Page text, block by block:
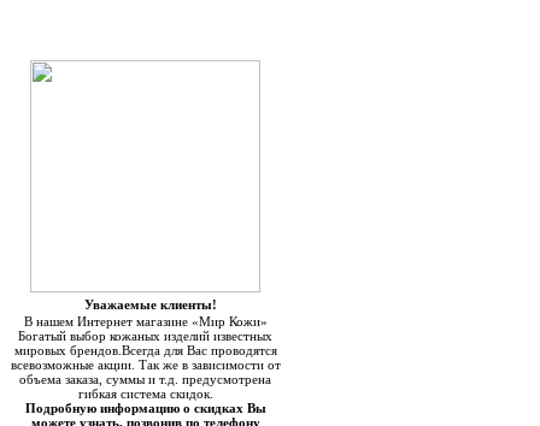
Уважаемые клиенты!
В нашем Интернет магазине «Мир Кожи»
Богатый выбор кожаных изделий известных
мировых брендов.Всегда для Вас проводятся
всевозможные акции. Так же в зависимости от
объема заказа, суммы и т.д. предусмотрена
гибкая система скидок.
Подробную информацию о скидках Вы
можете узнать, позвонив по телефону